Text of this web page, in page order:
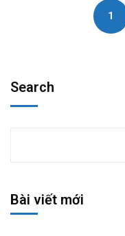
1
Search
Bài viết mới